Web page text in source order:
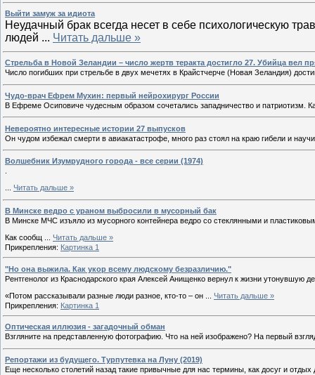
Выйти замуж за идиота
Неудачный брак всегда несет в себе психологическую
людей ... Читать дальше »
Стрельба в Новой Зеландии – число жертв теракта достигло 27. Убийца вел
Число погибших при стрельбе в двух мечетях в Крайстчерче (Новая Зеландия)
Чудо-врач Ефрем Мухин: первый нейрохирург России
В Ефреме Осиповиче чудесным образом сочетались западничество и патриотизм.
Невероятно интересные истории 27 выпусков
Он чудом избежал смерти в авиакатастрофе, много раз стоял на краю гибели и
Волшебник Изумрудного города - все серии (1974)
.
... Читать дальше »
В Минске ведро с ураном выбросили в мусорный бак
В Минске МЧС изъяло из мусорного контейнера ведро со стеклянными и
Как сообщ
Читать дальше »
Прикрепления: Картинка 1
"Но она выжила. Как укор всему людскому безразличию."
Рентгенолог из Краснодарского края Алексей Анищенко вернул к жизни утонувшую
«Потом рассказывали разные люди разное, кто-то – он
Читать дальше »
Прикрепления: Картинка 1
Оптическая иллюзия - загадочный обман
Взгляните на представленную фотографию. Что на ней изображено? На первый
Репортажи из будущего. Турпутевка на Луну (2019)
Еще несколько столетий назад такие привычные для нас термины, как досуг и